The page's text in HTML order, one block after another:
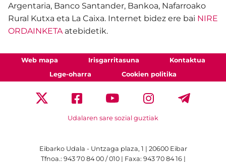
Argentaria, Banco Santander, Bankoa, Nafarroako
Rural Kutxa eta La Caixa. Internet bidez ere bai NIRE
ORDAINKETA atebidetik.
Web mapa Irisgarritasuna
Kontaktua
Lege-oharra
Cookien politika
Udalaren sare sozial guztiak
Eibarko Udala - Untzaga plaza, 1 | 20600 Eibar
Tfnoa.: 943 70 84 00 / 010 | Faxa: 943 70 84 16 |